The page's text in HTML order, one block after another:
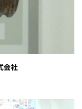
会社